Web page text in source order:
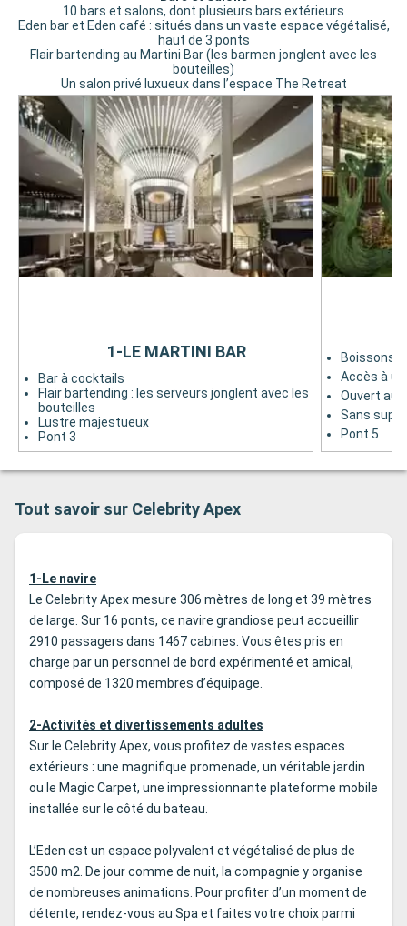
10 bars et salons, dont plusieurs bars extérieurs
Eden bar et Eden café : situés dans un vaste espace végétalisé,
haut de 3 ponts
Flair bartending au Martini Bar (les barmen jonglent avec les
bouteilles)
Un salon privé luxueux dans l’espace The Retreat
Bar à cocktails
Flair bartending : les serveurs jonglent avec les
bouteilles
Lustre majestueux
Pont 3
1-LE MARTINI BAR
Boissons
Accès à
Ouvert au
Sans
Pont 5
Tout savoir sur Celebrity Apex
1-Le navire
Le Celebrity Apex mesure 306 mètres de long et 39 mètres
de large. Sur 16 ponts, ce navire grandiose peut accueillir
2910 passagers dans 1467 cabines. Vous êtes pris en
charge par un personnel de bord expérimenté et amical,
composé de 1320 membres d’équipage.
2-Activités et divertissements adultes
Sur le Celebrity Apex, vous profitez de vastes espaces
extérieurs : une magnifique promenade, un véritable jardin
ou le Magic Carpet, une impressionnante plateforme mobile
installée sur le côté du bateau.
L’Eden est un espace polyvalent et végétalisé de plus de
3500 m2. De jour comme de nuit, la compagnie y organise
de nombreuses animations. Pour profiter d’un moment de
détente, rendez-vous au Spa et faites votre choix parmi